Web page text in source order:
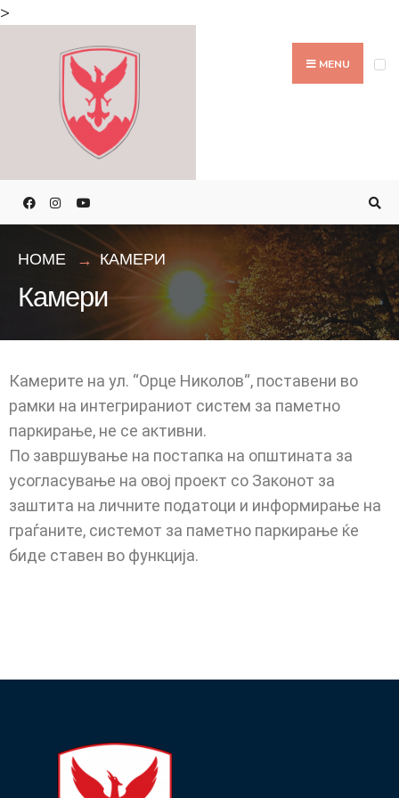
>
MENU
HOME КАМЕРИ
Камери
Камерите на ул. “Орце Николов“, поставени во
рамки на интегрираниот систем за паметно
паркирање, не се активни.
По завршување на постапка на општината за
усогласување на овој проект со Законот за
заштита на личните податоци и информирање на
граѓаните, системот за паметно паркирање ќе
биде ставен во функција.